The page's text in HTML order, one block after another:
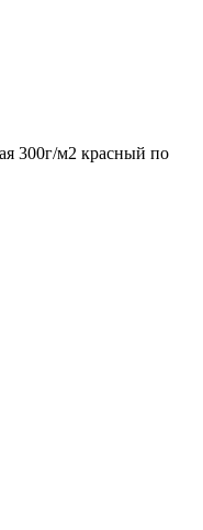
300г/м2 красный по